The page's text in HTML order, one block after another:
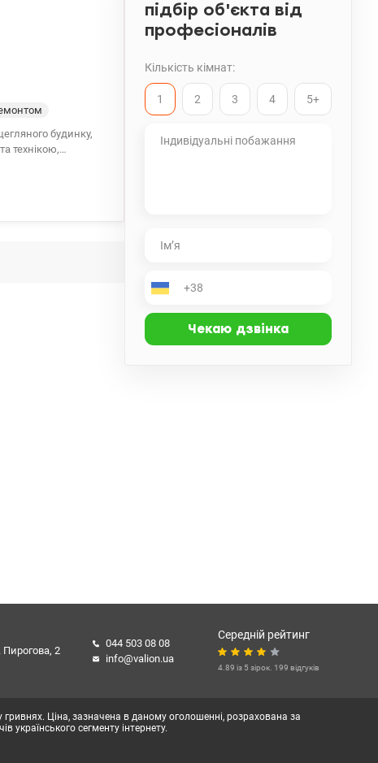
будинку,
технікою,
підбір об'єкта від
професіоналів
Кількість кімнат:
1 2 3 4 5+
Пирогова, 2
044 503 08 08
info@valion.ua
Середній рейтинг
4.89 із 5 зірок. 199 відгуків
гривнях. Ціна, зазначена в даному оголошенні, розрахована за
українського сегменту інтернету.